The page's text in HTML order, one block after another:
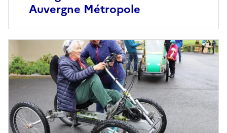
Auvergne Métropole